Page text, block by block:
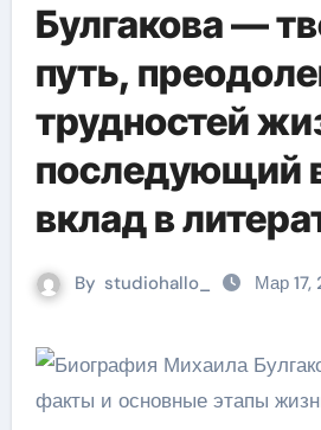
Булгакова —
путь,
трудностей
последующий
вклад в
By studiohallo_ Мар 17,